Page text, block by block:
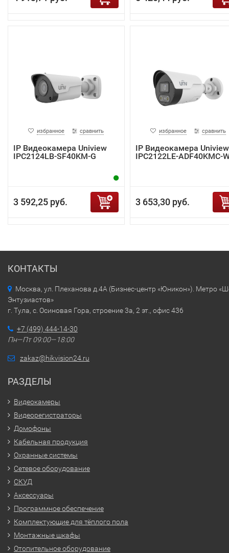
избранное сравнить
IP Видеокамера Uniview
IPC2124LB-SF40KM-G
3 592,25 руб.
избранное сравнить
IP Видеокамера Uniview
IPC2122LE-ADF40KMC-
3 653,30 руб.
КОНТАКТЫ
Москва, ул. Плеханова д.4А (Бизнес-центр «Юникон»). Метро
Энтузиастов»
г. Тула, с. Осиновая Гора, строение 3а, 2 эт., офис 436
+7 (499) 444-14-30
Пн—Пт 09:00—18:00
zakaz@hikvision24.ru
РАЗДЕЛЫ
Видеокамеры
Видеорегистраторы
Домофоны
Кабельная продукция
Охранные системы
Сетевое оборудование
СКУД
Аксессуары
Программное обеспечение
Комплектующие для тёплого пола
Монтажные шкафы
Отопительное оборудование